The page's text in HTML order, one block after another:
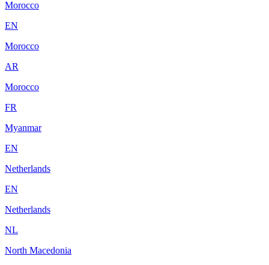
Morocco
EN
Morocco
AR
Morocco
FR
Myanmar
EN
Netherlands
EN
Netherlands
NL
North Macedonia